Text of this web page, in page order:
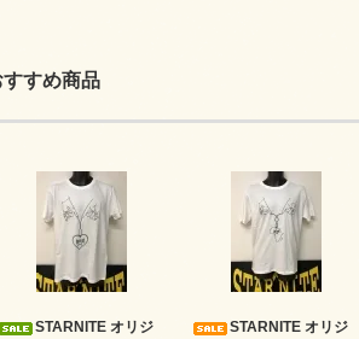
すすめ商品
STARNITE オリジ
STARNITE オリジ